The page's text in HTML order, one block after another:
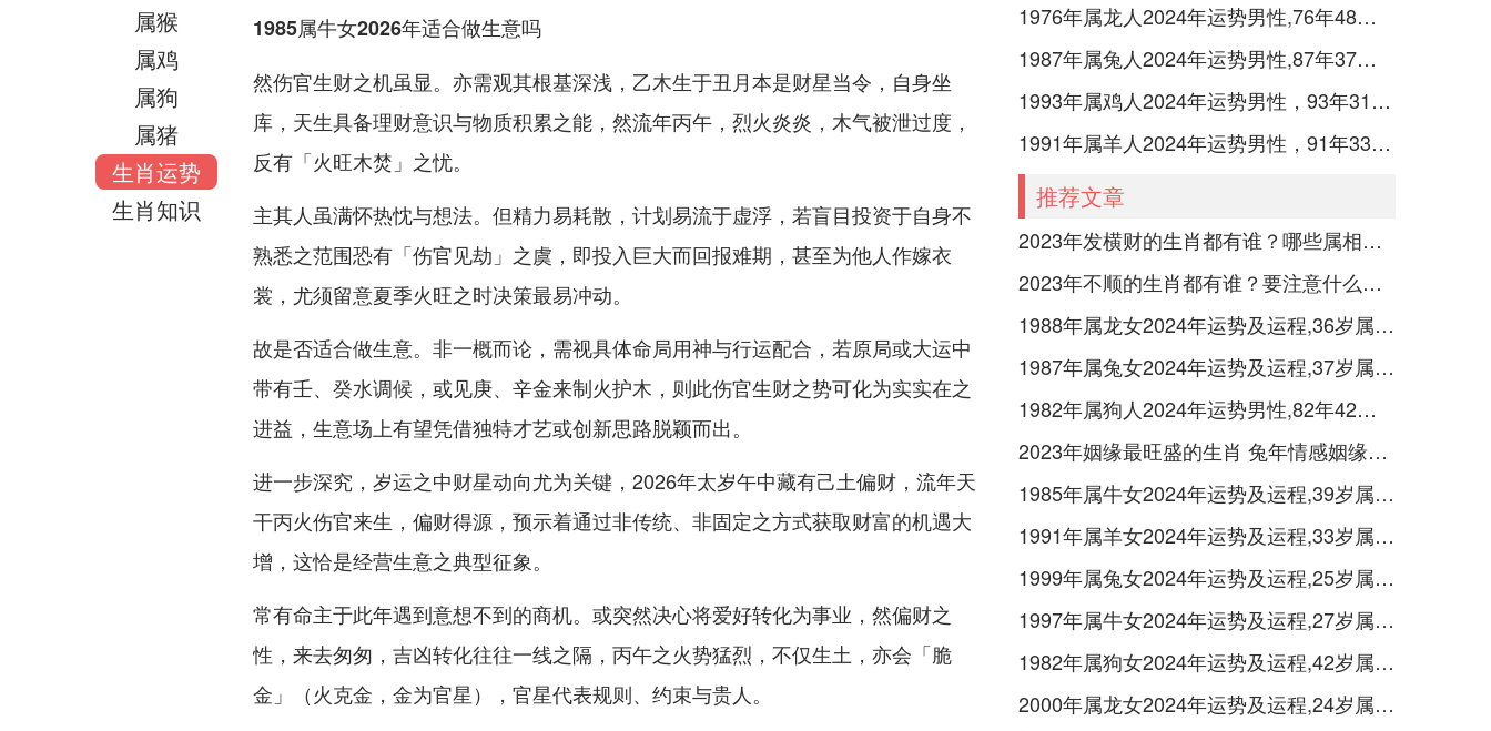
属猴
属鸡
属狗
属猪
生肖运势
生肖知识
1985属牛女2026年适合做生意吗
然伤官生财之机虽显。亦需观其根基深浅，乙木生于丑月本是财星当令，自身坐
库，天生具备理财意识与物质积累之能，然流年丙午，烈火炎炎，木气被泄过度，
反有「火旺木焚」之忧。
主其人虽满怀热忱与想法。但精力易耗散，计划易流于虚浮，若盲目投资于自身不
熟悉之范围恐有「伤官见劫」之虞，即投入巨大而回报难期，甚至为他人作嫁衣
裳，尤须留意夏季火旺之时决策最易冲动。
故是否适合做生意。非一概而论，需视具体命局用神与行运配合，若原局或大运中
带有壬、癸水调候，或见庚、辛金来制火护木，则此伤官生财之势可化为实实在之
进益，生意场上有望凭借独特才艺或创新思路脱颖而出。
进一步深究，岁运之中财星动向尤为关键，2026年太岁午中藏有己土偏财，流年天
干丙火伤官来生，偏财得源，预示着通过非传统、非固定之方式获取财富的机遇大
增，这恰是经营生意之典型征象。
常有命主于此年遇到意想不到的商机。或突然决心将爱好转化为事业，然偏财之
性，来去匆匆，吉凶转化往往一线之隔，丙午之火势猛烈，不仅生土，亦会「脆
金」（火克金，金为官星），官星代表规则、约束与贵人。
1976年属龙人2024年运势男性,76年48岁属龙男2024年每月运程怎么样
1987年属兔人2024年运势男性,87年37岁属兔男2024年每月运程怎么样
1993年属鸡人2024年运势男性，93年31岁属鸡男2024年每月运程怎么样
1991年属羊人2024年运势男性，91年33岁属羊男2024年每月运程怎么样
推荐文章
2023年发横财的生肖都有谁？哪些属相财运旺盛？
2023年不顺的生肖都有谁？要注意什么呢？
1988年属龙女2024年运势及运程,36岁属龙人2024全年每月运势女性如何
1987年属兔女2024年运势及运程,37岁属兔人2024全年每月运势女性如何
1982年属狗人2024年运势男性,82年42岁属狗男2024年每月运程怎么样
2023年姻缘最旺盛的生肖 兔年情感姻缘运比较旺的属相
1985年属牛女2024年运势及运程,39岁属牛人2024全年每月运势女性如何
1991年属羊女2024年运势及运程,33岁属羊人2024全年每月运势女性如何
1999年属兔女2024年运势及运程,25岁属兔人2024全年每月运势女性如何
1997年属牛女2024年运势及运程,27岁属牛人2024全年每月运势女性如何
1982年属狗女2024年运势及运程,42岁属狗人2024全年每月运势女性如何
2000年属龙女2024年运势及运程,24岁属龙人2024全年每月运势女性如何